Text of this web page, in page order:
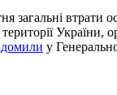
загальні втрати
України,
у